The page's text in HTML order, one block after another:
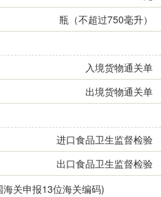
瓶（不超过750毫升）
入境货物通关单
出境货物通关单
进口食品卫生监督检验
出口食品卫生监督检验
关申报13位海关编码)